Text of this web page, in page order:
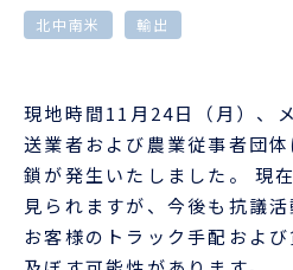
会員ロ
本船スケ
お役立
よくあるご質問
ニュース
企業情報
採用情報
北中南米 輸出
現地時間11月24日（月）、
送業者および農業従事者団
鎖が発生いたしました。 現
見られますが、今後も抗議活
お客様のトラック手配およ